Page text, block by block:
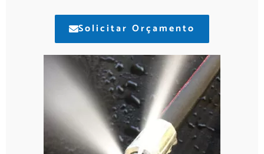
Solicitar Orçamento